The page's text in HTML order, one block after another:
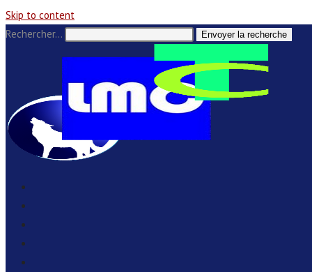
Skip to content
Rechercher…
Envoyer la recherche